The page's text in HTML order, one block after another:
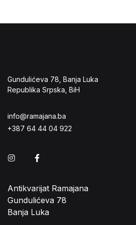
Gundulićeva 78, Banja Luka
Republika Srpska, BiH
info@ramajana.ba
+387 64 44 04 922
Instagram
Antikvarijat Ramajana
Gundulićeva 78
Banja Luka